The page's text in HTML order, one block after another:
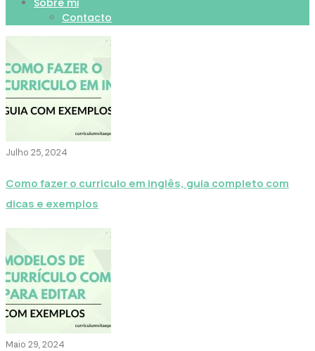
Sobre mi
Contacto
Julho 25, 2024
Como fazer o curriculo em inglês, guia completo com
dicas e exemplos
Maio 29, 2024